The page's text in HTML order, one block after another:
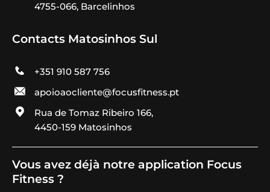
4755-066, Barcelinhos
Contacts Matosinhos Sul
+351 910 587 756
apoioaocliente@focusfitness.pt
Rua de Tomaz Ribeiro 166,
4450-159 Matosinhos
Vous avez déjà notre application Focus
Fitness ?